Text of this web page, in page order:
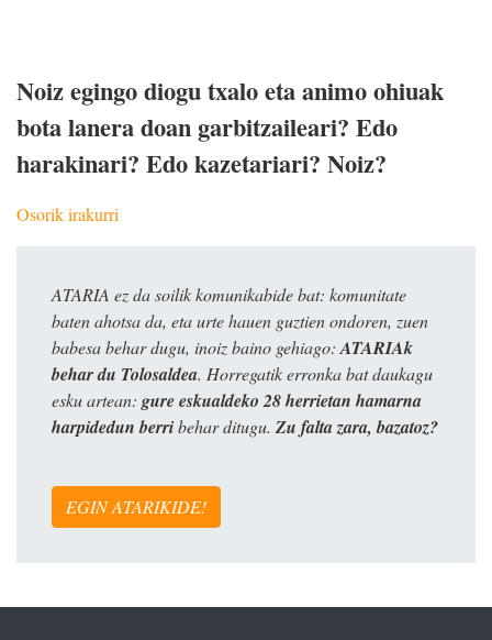
Noiz egingo diogu txalo eta animo ohiuak
bota lanera doan garbitzaileari? Edo
harakinari? Edo kazetariari? Noiz?
Osorik irakurri
ATARIA ez da soilik komunikabide bat: komunitate
baten ahotsa da, eta urte hauen guztien ondoren, zuen
babesa behar dugu, inoiz baino gehiago:ATARIAk
behar du Tolosaldea. Horregatik erronka bat daukagu
esku artean: gure eskualdeko 28 herrietan hamarna
harpidedun berribehar ditugu. Zu falta zara, bazatoz?
EGIN ATARIKIDE!